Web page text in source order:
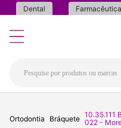
Dental
Ortodontia Bráquete 10.35.111
022 -